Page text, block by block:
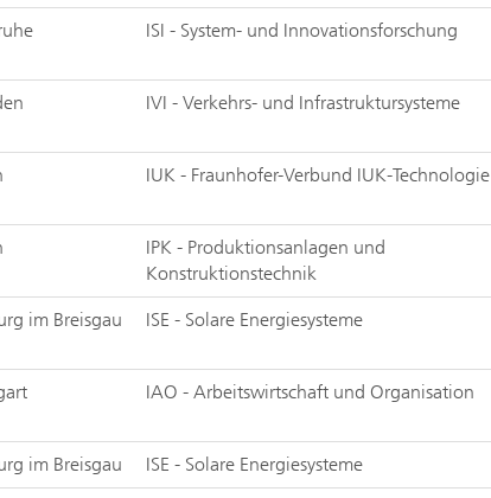
ISI - System- und Innovationsforschung
IVI - Verkehrs- und Infrastruktursysteme
IUK - Fraunhofer-Verbund IUK-Technologie
IPK - Produktionsanlagen und
Konstruktionstechnik
im Breisgau ISE - Solare Energiesysteme
IAO - Arbeitswirtschaft und Organisation
im Breisgau ISE - Solare Energiesysteme